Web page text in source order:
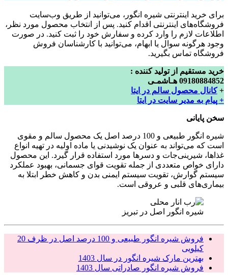
برای خرید اینترنتی شیره انگور، می‌توانید از طریق وب‌سایت
فروشگاه‌های اینترنتی اقدام کنید. پس از انتخاب محصول مورد نظر،
اطلاعات لازم را وارد کرده و سفارش خود را ثبت کنید. در صورت
وجود هرگونه سوال یا ابهام، می‌توانید با کارشناسان فروش
فروشگاه تماس بگیرید.
خرید مستقیم از تولید کننده :
09180884852 هـاشمـی
+کانال محصول سالم در ایتا
+ پیام به مدیر سایت در ایتا
سخن پایانی
شیره انگور طبیعی و 100 درصد اصل یک محصول سالم و مقوی
است که می‌تواند به عنوان یک نوشیدنی یا ماده اولیه در تهیه انواع
غذاها، شیرینی‌جات و دسرها مورد استفاده قرار گیرد. این محصول
دارای خواص متعددی از جمله تقویت قوای جسمانی، بهبود عملکرد
سیستم گوارش، تقویت سیستم ایمنی بدن و کاهش خطر ابتلا به
بیماری‌های قلبی و عروقی است.
شیره انگور اصل در تبریز
فروش شیره انگور طبیعی و 100 درصد اصل در ظرف 20
کیلویی
بهترین مارک شیره انگور در سال 1403
فروش شیره انگور صادراتی سال 1403